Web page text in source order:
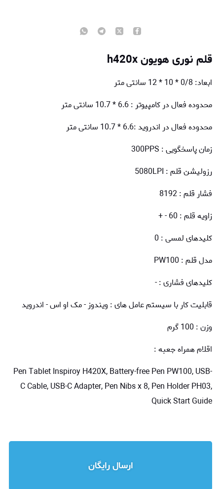
قلم نوری هویونh420x
ابعاد: 0/8 * 10 * 12 سانتی متر
محدوده فعال در کامپیوتر : 6.6 * 10.7 سانتی متر
محدوده فعال در اندروید :6.6 * 10.7 سانتی متر
زمان پاسخگویی : 300PPS
رزولیشن قلم : 5080LPI
فشار قلم : 8192
زاویه قلم : 60 - +
کلیدهای لمسی : 0
مدل قلم : PW100
کلیدهای فشاری : -
قابلیت کار با سیستم عامل های : ویندوز - مک او اس - اندروید
وزن : 100 گرم
اقلام همراه جعبه :
Pen Tablet Inspiroy H420X, Battery-free Pen PW100, USB-
C Cable, USB-C Adapter, Pen Nibs x 8, Pen Holder PH03,
Quick Start Guide
ارسال رایگان